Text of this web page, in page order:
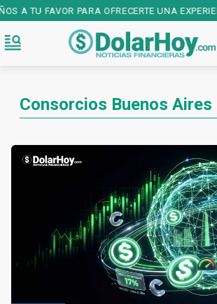
A TU FAVOR PARA OFRECERTE UNA
Consorcios Buenos Aires